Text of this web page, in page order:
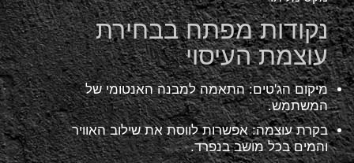
נקודות מפתח בבחירת
עוצמת העיסוי
מיקום הג'טים: התאמה למבנה האנטומי של
המשתמש.
בקרת עוצמה: אפשרות לווסת את שילוב האוויר
והמים בכל מושב בנפרד.